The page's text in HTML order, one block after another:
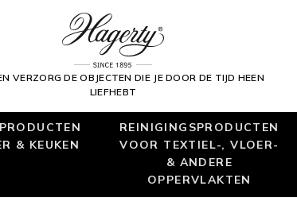
VERZORG DE OBJECTEN DIE JE DOOR DE TIJD HEEN
LIEFHEBT
& KEUKEN
REINIGINGSPRODUCTEN
VOOR TEXTIEL-, VLOER-
& ANDERE
OPPERVLAKTEN